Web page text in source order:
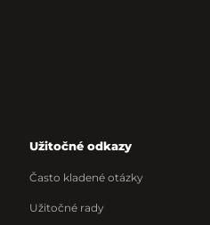
Užitočné odkazy
Často kladené otázky
Užitočné rady